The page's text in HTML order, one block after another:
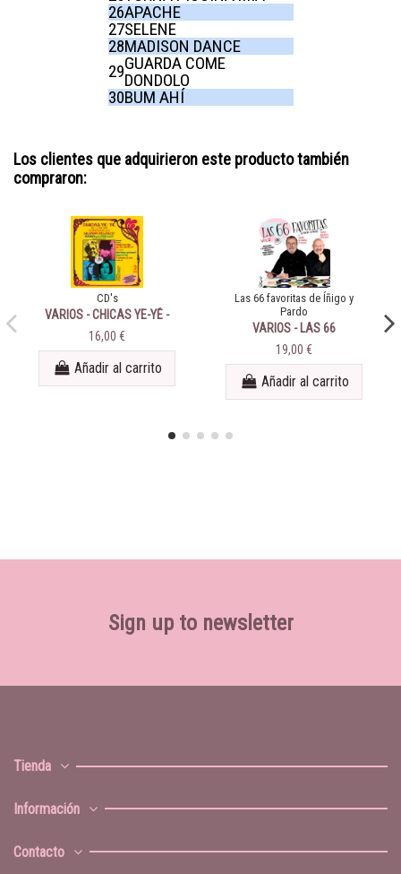
26APACHE
27SELENE
28MADISON DANCE
29GUARDA COME
DONDOLO
30BUM AHÍ
Los clientes que adquirieron este producto también
compraron:
CD's
VARIOS - CHICAS YE-YÉ -
Vol. 1 (1964-1966)
16,00 €
Añadir al carrito
Las 66 favoritas de Íñigo y
Pardo
VARIOS - LAS 66
FAVORITAS DE IÑIGO Y
PARDO - VOL. 02
19,00 €
Añadir al carrito
Sign up to newsletter
Tienda
Información
Contacto